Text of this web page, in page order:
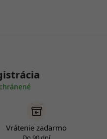
Vrátenie zadarmo